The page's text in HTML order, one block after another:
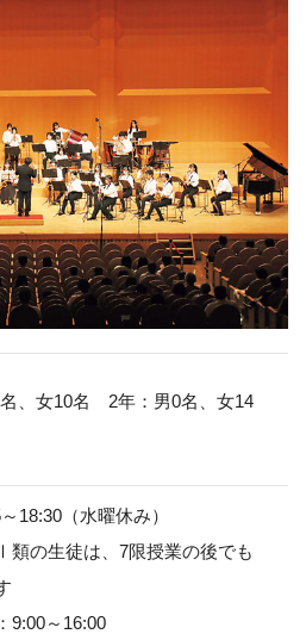
、女10名 2年：男0名、女14
18:30（水曜休み）
類の生徒は、7限授業の後でも
9:00～16:00